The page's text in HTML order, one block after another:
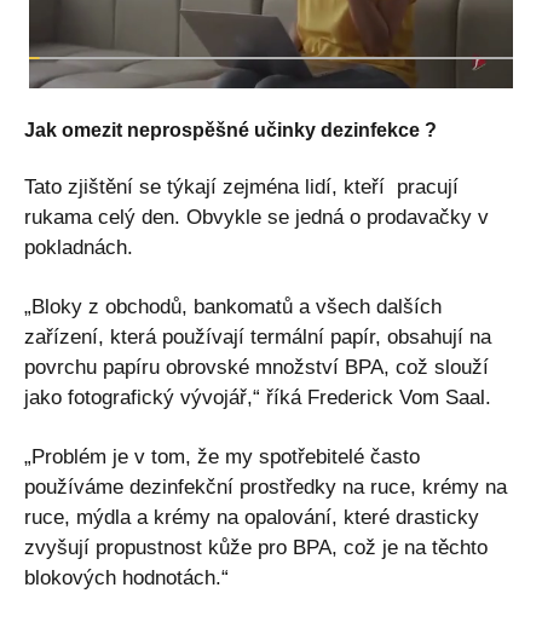
Jak omezit neprospěšné učinky dezinfekce ?
Tato zjištění se týkají zejména lidí, kteří pracují
rukama celý den. Obvykle se jedná o prodavačky v
pokladnách.
„Bloky z obchodů, bankomatů a všech dalších
zařízení, která používají termální papír, obsahují na
povrchu papíru obrovské množství BPA, což slouží
jako fotografický vývojář,“ říká Frederick Vom Saal.
„Problém je v tom, že my spotřebitelé často
používáme dezinfekční prostředky na ruce, krémy na
ruce, mýdla a krémy na opalování, které drasticky
zvyšují propustnost kůže pro BPA, což je na těchto
blokových hodnotách.“